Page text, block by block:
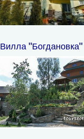
Вилла "Богдановка"